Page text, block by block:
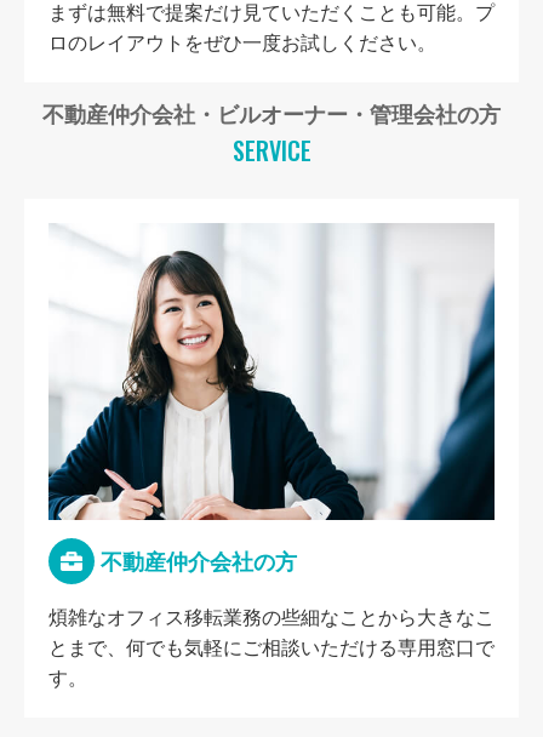
まずは無料で提案だけ見ていただくことも可能。プ
ロのレイアウトをぜひ一度お試しください。
不動産仲介会社・ビルオーナー・管理会社の方
SERVICE
不動産仲介会社の方
煩雑なオフィス移転業務の些細なことから大きなこ
とまで、何でも気軽にご相談いただける専用窓口で
す。